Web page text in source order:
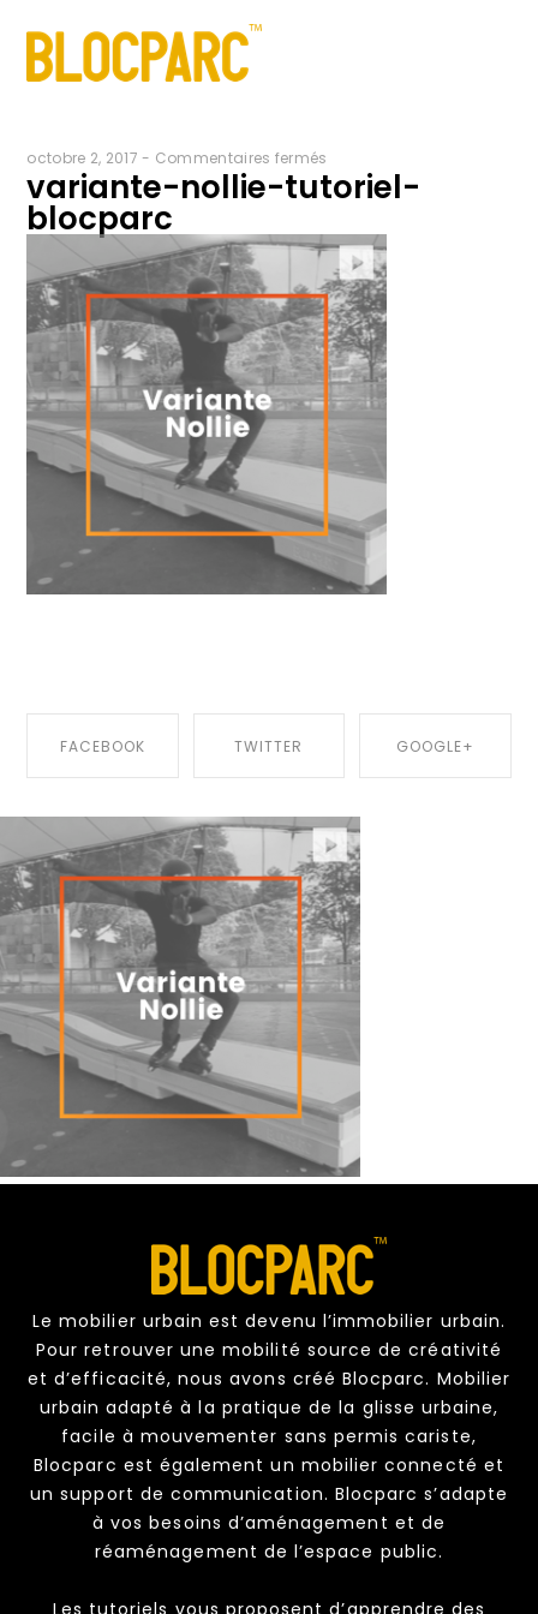
octobre 2, 2017 - Commentaires fermés
variante-
tutoriel-
blocparc
variante-nollie-tutoriel-
blocparc
FACEBOOK
FACEBOOK
TWITTER
TWITTER
GOOGLE+
Le mobilier urbain est devenu l’immobilier urbain.
Pour retrouver une mobilité source de créativité
et d’efficacité, nous avons créé Blocparc. Mobilier
urbain adapté à la pratique de la glisse urbaine,
facile à mouvementer sans permis cariste,
Blocparc est également un mobilier connecté et
un support de communication. Blocparc s’adapte
à vos besoins d’aménagement et de
réaménagement de l’espace public.